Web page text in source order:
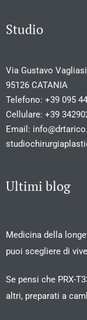
Studio
Via Gustavo
95126 CATANIA
Telefono: +39 095
Cellulare: +39
Email:
Ultimi blog
Medicina della
puoi scegliere di
Se pensi che PRX-
altri, preparati a